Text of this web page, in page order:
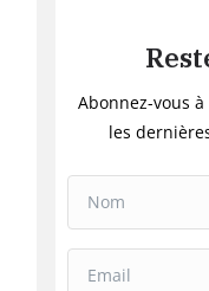
Abonnez-vous
les